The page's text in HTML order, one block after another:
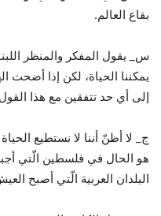
بقاع العالم.
س_ يقول المفكر والمنظر
يمكننا الحياة، لكن إذا أضحت
إلى أي حد تتفقين مع هذا
ج_ لا أظنّ أننا لا نستطيع
هو الحال في فلسطين الّتي
البلدان العربية الّتي أصبح